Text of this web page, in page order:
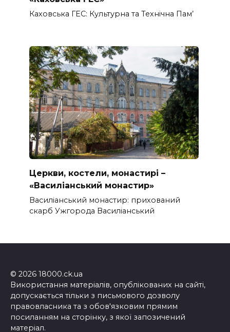
Каховська ГЕС: Культурна та Технічна Пам’
Церкви, костели, монастирі –
«Василіанський монастир»
Василіанський монастир: прихований
скарб Ужгорода Василіанський
© 2026 18000.ck.ua
Використання матеріалів, опублікованих на сайті,
допускається тільки з письмового дозволу
правовласника та з обов'язковим прямим
посиланням на сторінку, з якої запозичений
матеріал.